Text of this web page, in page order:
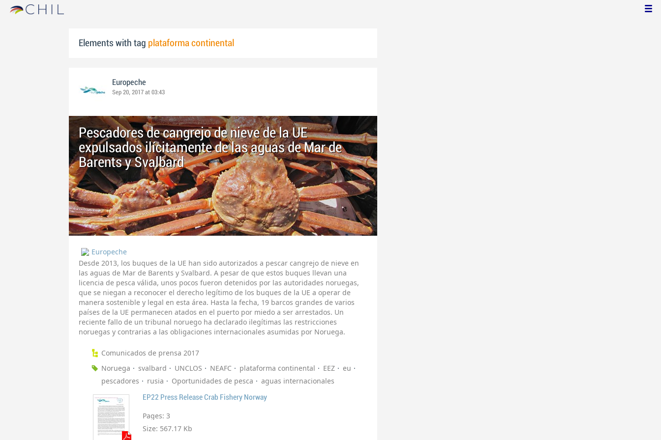
Elements with tag plataforma continental
Europeche
Sep 20, 2017 at 03:43
Pescadores de cangrejo de nieve de la UE
expulsados ilícitamente de las aguas de Mar de
Barents y Svalbard
Europeche
Desde 2013, los buques de la UE han sido autorizados a pescar cangrejo de nieve en
las aguas de Mar de Barents y Svalbard. A pesar de que estos buques llevan una
licencia de pesca válida, unos pocos fueron detenidos por las autoridades noruegas,
que se niegan a reconocer el derecho legítimo de los buques de la UE a operar de
manera sostenible y legal en esta área. Hasta la fecha, 19 barcos grandes de varios
países de la UE permanecen atados en el puerto por miedo a ser arrestados. Un
reciente fallo de un tribunal noruego ha declarado ilegítimas las restricciones
noruegas y contrarias a las obligaciones internacionales asumidas por Noruega.
Comunicados de prensa 2017
Noruega
svalbard UNCLOS NEAFC plataforma continental EEZ
eu
pescadores
rusia Oportunidades de pesca aguas internacionales
EP22 Press Release Crab Fishery Norway
Pages: 3
Size: 567.17 Kb